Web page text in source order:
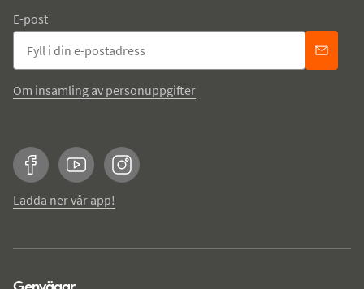
E-post
Om insamling av personuppgifter
FacebookYouTubeInstagram
Ladda ner vår app!